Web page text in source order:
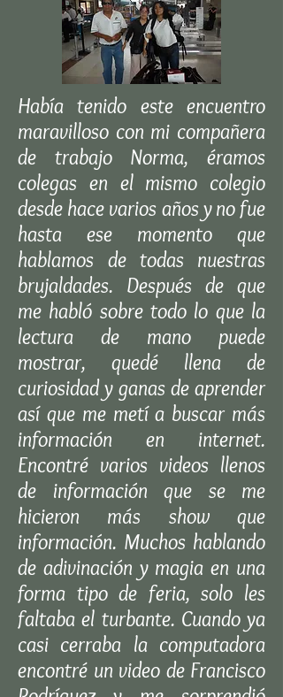
Había tenido este encuentro
maravilloso con mi compañera
de trabajo Norma, éramos
colegas en el mismo colegio
desde hace varios años y no fue
hasta ese momento que
hablamos de todas nuestras
brujaldades. Después de que
me habló sobre todo lo que la
lectura de mano puede
mostrar, quedé llena de
curiosidad y ganas de aprender
así que me metí a buscar más
información en internet.
Encontré varios videos llenos
de información que se me
hicieron más show que
información. Muchos hablando
de adivinación y magia en una
forma tipo de feria, solo les
faltaba el turbante. Cuando ya
casi cerraba la computadora
encontré un video de Francisco